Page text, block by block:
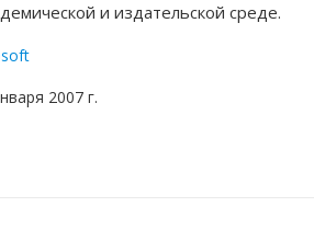
и издательской среде.
2007 г.